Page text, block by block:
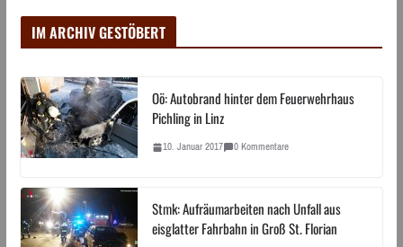
IM ARCHIV GESTÖBERT
Oö: Autobrand hinter dem Feuerwehrhaus
Pichling in Linz
10. Januar 2017 0 Kommentare
Stmk: Aufräumarbeiten nach Unfall aus
eisglatter Fahrbahn in Groß St. Florian